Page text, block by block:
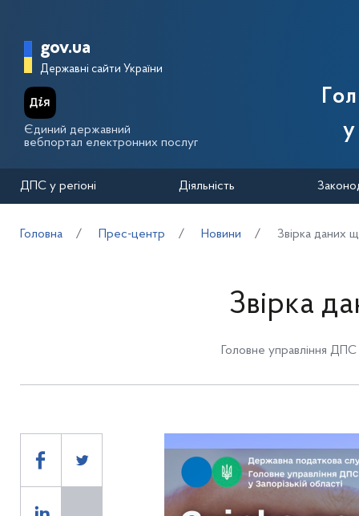
Головна сторінка Державної
gov.ua
Державні сайти України
Єдиний державний
вебпортал електронних послуг
ДПС у регіоні Діяльність
Головна Прес-центр Новини Звірка даних
Звірка
Головне управління ДПС